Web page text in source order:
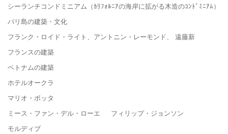
シーランチコンドミニアム（ｶﾘﾌｫﾙﾆｱの海岸に拡がる木造のｺﾝﾄﾞﾐﾆｱﾑ）
バリ島の建築・文化
フランク・ロイド・ライト、アントニン・レーモンド、 遠藤新
フランスの建築
ベトナムの建築
ホテルオークラ
マリオ・ボッタ
ミース・ファン・デル・ローエ フィリップ・ジョンソン
モルディブ